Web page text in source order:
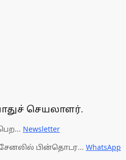
செயலாளர்.
Newsletter
பின்தொடர... WhatsApp